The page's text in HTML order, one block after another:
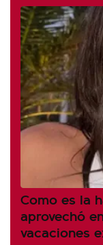
Como es la
aprovechó
vacaciones